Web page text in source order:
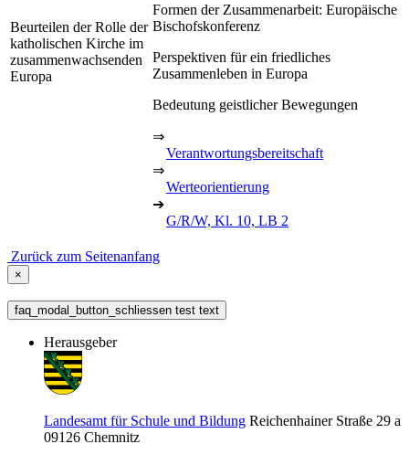
Beurteilen der Rolle der
katholischen Kirche im
zusammenwachsenden
Europa
Formen der Zusammenarbeit: Europäische
Bischofskonferenz
Perspektiven für ein friedliches
Zusammenleben in Europa
Bedeutung geistlicher Bewegungen
⇒
Verantwortungsbereitschaft
⇒
Werteorientierung
➔
G/R/W, Kl. 10, LB 2
Zurück zum Seitenanfang
×
faq_modal_button_schliessen test text
Herausgeber
Landesamt für Schule und Bildung Reichenhainer Straße 29 a
09126 Chemnitz